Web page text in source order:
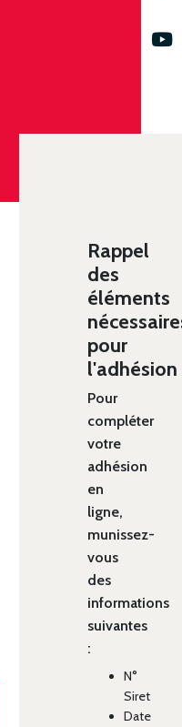
Rappel
des
éléments
pour
l'adhésion
Pour
compléter
votre
adhésion
en
ligne,
munissez-
vous
des
informations
suivantes
:
N°
Siret
Date